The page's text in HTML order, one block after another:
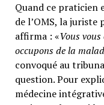
Quand ce praticien
de l’OMS, la juriste
affirma : «Vous
occupons de la
convoqué au
question. Pour
médecine